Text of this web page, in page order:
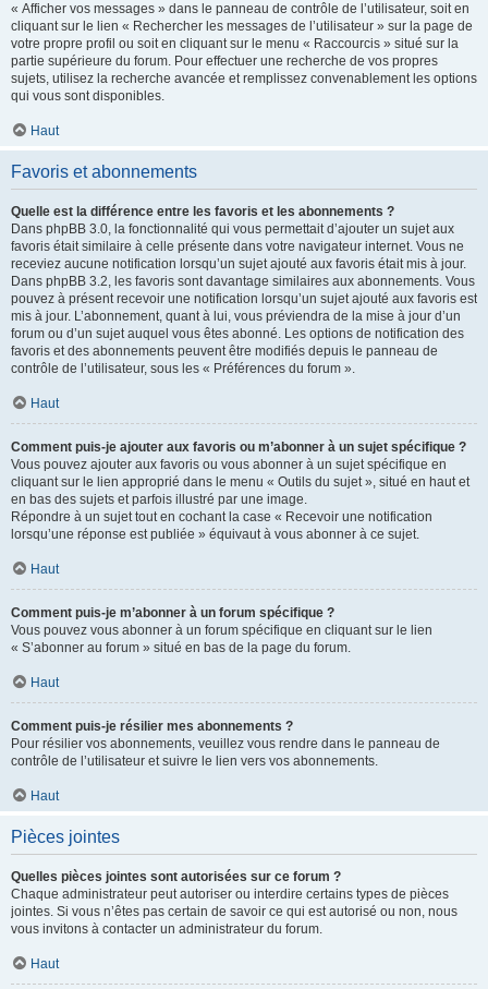
« Afficher vos messages » dans le panneau de contrôle de l’utilisateur, soit en
cliquant sur le lien « Rechercher les messages de l’utilisateur » sur la page de
votre propre profil ou soit en cliquant sur le menu « Raccourcis » situé sur la
partie supérieure du forum. Pour effectuer une recherche de vos propres
sujets, utilisez la recherche avancée et remplissez convenablement les options
qui vous sont disponibles.
Haut
Favoris et abonnements
Quelle est la différence entre les favoris et les abonnements ?
Dans phpBB 3.0, la fonctionnalité qui vous permettait d’ajouter un sujet aux
favoris était similaire à celle présente dans votre navigateur internet. Vous ne
receviez aucune notification lorsqu’un sujet ajouté aux favoris était mis à jour.
Dans phpBB 3.2, les favoris sont davantage similaires aux abonnements. Vous
pouvez à présent recevoir une notification lorsqu’un sujet ajouté aux favoris est
mis à jour. L’abonnement, quant à lui, vous préviendra de la mise à jour d’un
forum ou d’un sujet auquel vous êtes abonné. Les options de notification des
favoris et des abonnements peuvent être modifiés depuis le panneau de
contrôle de l’utilisateur, sous les « Préférences du forum ».
Haut
Comment puis-je ajouter aux favoris ou m’abonner à un sujet spécifique ?
Vous pouvez ajouter aux favoris ou vous abonner à un sujet spécifique en
cliquant sur le lien approprié dans le menu « Outils du sujet », situé en haut et
en bas des sujets et parfois illustré par une image.
Répondre à un sujet tout en cochant la case « Recevoir une notification
lorsqu’une réponse est publiée » équivaut à vous abonner à ce sujet.
Haut
Comment puis-je m’abonner à un forum spécifique ?
Vous pouvez vous abonner à un forum spécifique en cliquant sur le lien
« S’abonner au forum » situé en bas de la page du forum.
Haut
Comment puis-je résilier mes abonnements ?
Pour résilier vos abonnements, veuillez vous rendre dans le panneau de
contrôle de l’utilisateur et suivre le lien vers vos abonnements.
Haut
Pièces jointes
Quelles pièces jointes sont autorisées sur ce forum ?
Chaque administrateur peut autoriser ou interdire certains types de pièces
jointes. Si vous n’êtes pas certain de savoir ce qui est autorisé ou non, nous
vous invitons à contacter un administrateur du forum.
Haut